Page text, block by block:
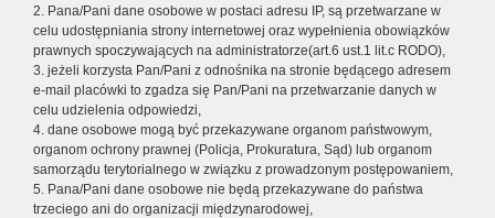
2. Pana/Pani dane osobowe w postaci adresu IP, są przetwarzane w
celu udostępniania strony internetowej oraz wypełnienia obowiązków
prawnych spoczywających na administratorze(art.6 ust.1 lit.c RODO),
3. jeżeli korzysta Pan/Pani z odnośnika na stronie będącego adresem
e-mail placówki to zgadza się Pan/Pani na przetwarzanie danych w
celu udzielenia odpowiedzi,
4. dane osobowe mogą być przekazywane organom państwowym,
organom ochrony prawnej (Policja, Prokuratura, Sąd) lub organom
samorządu terytorialnego w związku z prowadzonym postępowaniem,
5. Pana/Pani dane osobowe nie będą przekazywane do państwa
trzeciego ani do organizacji międzynarodowej,